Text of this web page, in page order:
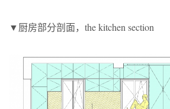
▼厨房部分剖面，the kitchen section